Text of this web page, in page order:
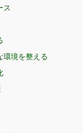
ス
環境を整える